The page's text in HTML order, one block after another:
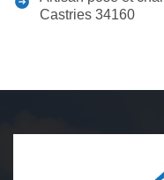
Castries 34160